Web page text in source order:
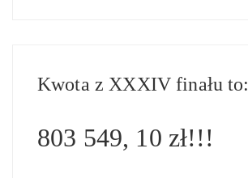
Kwota z XXXIV finału to:
803 549, 10 zł!!!